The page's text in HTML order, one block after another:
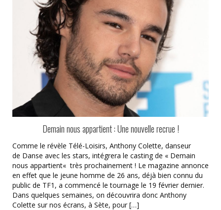
Demain nous appartient : Une nouvelle recrue !
Comme le révèle Télé-Loisirs, Anthony Colette, danseur
de Danse avec les stars, intégrera le casting de « Demain
nous appartient« très prochainement ! Le magazine annonce
en effet que le jeune homme de 26 ans, déjà bien connu du
public de TF1, a commencé le tournage le 19 février dernier.
Dans quelques semaines, on découvrira donc Anthony
Colette sur nos écrans, à Sète, pour […]